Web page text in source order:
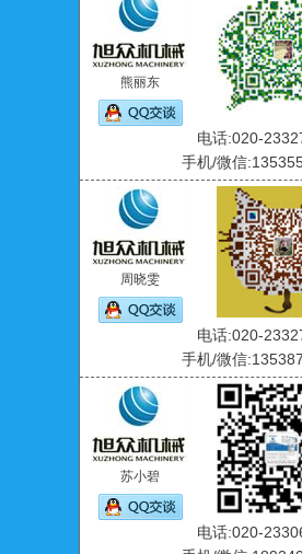
熊丽东
电话:020-
手机/微信
周晓雯
电话:020-
手机/微信
苏小碧
电话:020-